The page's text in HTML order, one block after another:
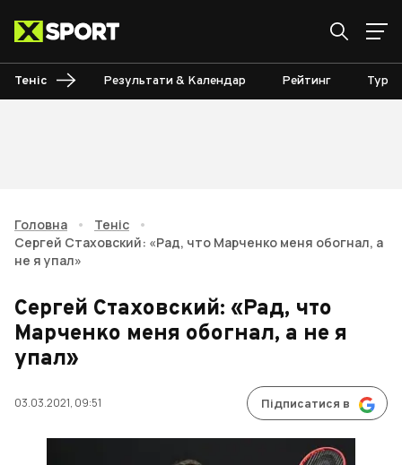
Теніс Результати & Календар Рейтинг
Головна • Теніс
•
Сергей Стаховский: «Рад, что Марченко меня обогнал, а
не я упал»
Сергей Стаховский: «Рад, что
Марченко меня обогнал, а не я
упал»
03.03.2021, 09:51 Підписатися в